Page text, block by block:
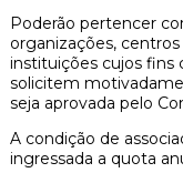
Poderão pertencer
organizações,
instituições cujos fins
solicitem
seja aprovada pelo
A condição de
ingressada a quota